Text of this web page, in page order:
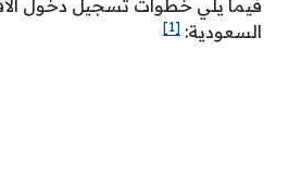
فيما يلي خطوات تسجيل دخول
السعودية: [1]